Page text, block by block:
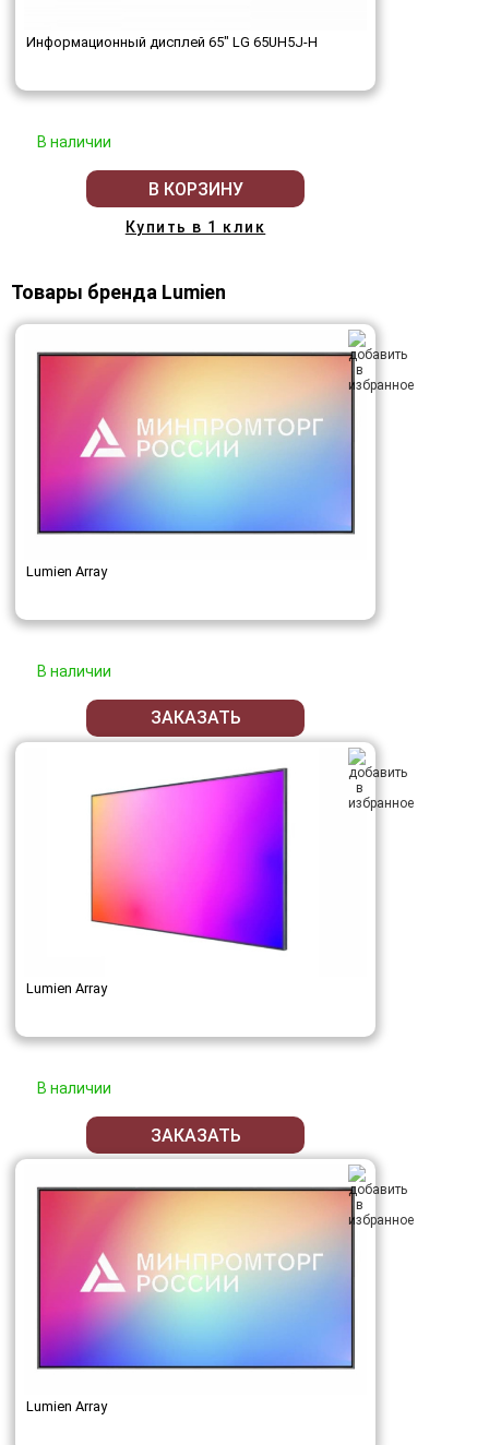
Информационный дисплей 65" LG 65UH5J-H
В наличии
В КОРЗИНУ
Купить в 1 клик
Товары бренда Lumien
Lumien Array
В наличии
ЗАКАЗАТЬ
Lumien Array
В наличии
ЗАКАЗАТЬ
Lumien Array